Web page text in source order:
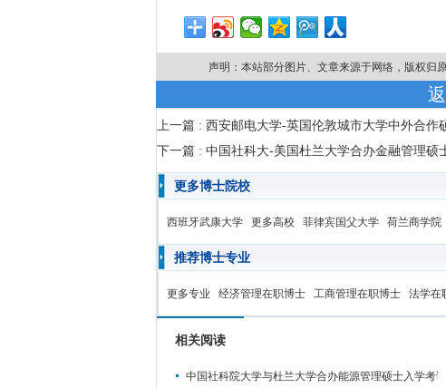
声明：本站部分图片、文章来源于网络，版权归
上一篇 : 西安邮电大学-英国伦敦城市大学中外合作
下一篇 : 中国社科大-美国杜兰大学合办金融管理硕
更多博士院校
西班牙武康大学 更多高校 菲律宾国父大学 荷兰商学院
推荐博士专业
更多专业 经济管理在职博士 工商管理在职博士 法学在
相关阅读
中国社科院大学与杜兰大学合办能源管理硕士入学考